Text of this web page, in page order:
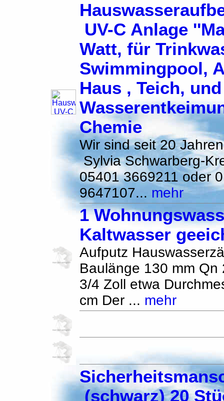
UV-C Anlage
Watt, für
Swimmingpool,
Haus , Teich,
Chemie
Wir sind seit 20
Sylvia Schwarberg-
05401 3669211 oder
9647107... mehr
1
Kaltwasser
Aufputz
Baulänge 130 mm Qn
3/4 Zoll etwa
cm Der ... mehr
(schwarz) 20